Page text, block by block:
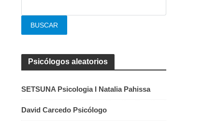
Psicólogos aleatorios
SETSUNA Psicologia I Natalia Pahissa
David Carcedo Psicólogo